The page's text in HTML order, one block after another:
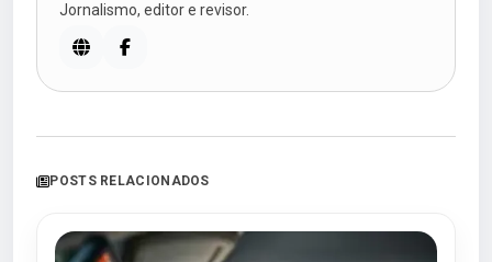
Jornalismo, editor e revisor.
POSTS RELACIONADOS